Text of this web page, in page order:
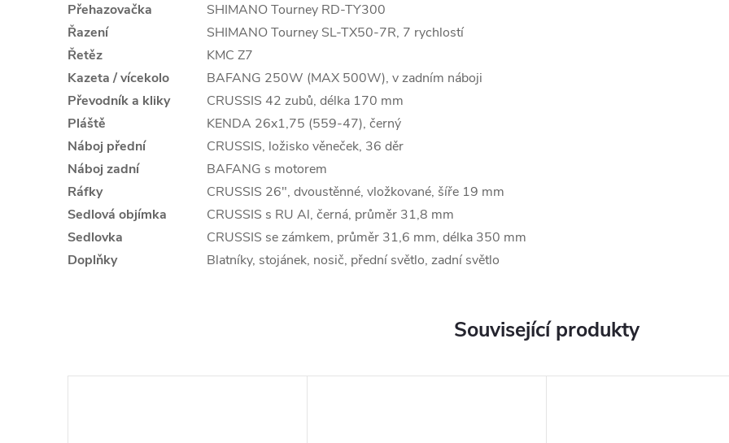
Přehazovačka
SHIMANO Tourney RD-TY300
Řazení
SHIMANO Tourney SL-TX50-7R, 7 rychlostí
Řetěz
KMC Z7
Kazeta / vícekolo
BAFANG 250W (MAX 500W), v zadním náboji
Převodník a kliky
CRUSSIS 42 zubů, délka 170 mm
Pláště
KENDA 26x1,75 (559-47), černý
Náboj přední
CRUSSIS, ložisko věneček, 36 děr
Náboj zadní
BAFANG s motorem
Ráfky
CRUSSIS 26", dvoustěnné, vložkované, šíře 19 mm
Sedlová objímka
CRUSSIS s RU Al, černá, průměr 31,8 mm
Sedlovka
CRUSSIS se zámkem, průměr 31,6 mm, délka 350 mm
Doplňky
Blatníky, stojánek, nosič, přední světlo, zadní světlo
Související produkty